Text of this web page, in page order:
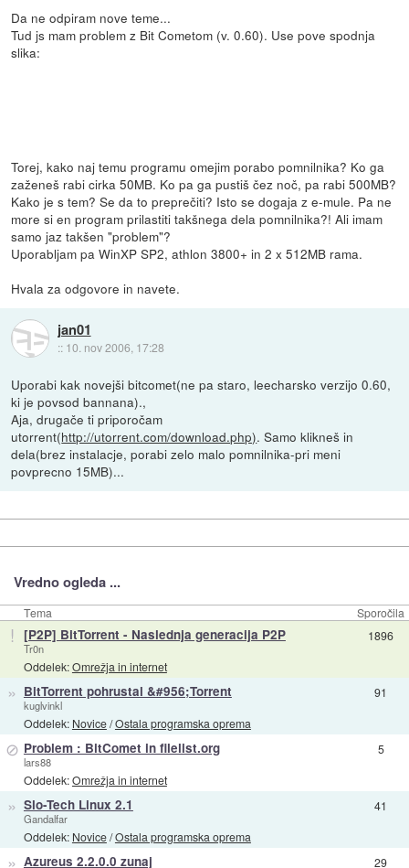
Da ne odpiram nove teme...
Tud js mam problem z Bit Cometom (v. 0.60). Use pove spodnja
slika:
Torej, kako naj temu programu omejim porabo pomnilnika? Ko ga
zaženeš rabi cirka 50MB. Ko pa ga pustiš čez noč, pa rabi 500MB?
Kako je s tem? Se da to preprečiti? Isto se dogaja z e-mule. Pa ne
more si en program prilastiti takšnega dela pomnilnika?! Ali imam
samo jaz takšen "problem"?
Uporabljam pa WinXP SP2, athlon 3800+ in 2 x 512MB rama.
Hvala za odgovore in navete.
jan01
:: 10. nov 2006, 17:28
Uporabi kak novejši bitcomet(ne pa staro, leecharsko verzijo 0.60,
ki je povsod bannana).,
Aja, drugače ti priporočam
utorrent(http://utorrent.com/download.php). Samo klikneš in
dela(brez instalacje, porabi zelo malo pomnilnika-pri meni
povprecno 15MB)...
Vredno ogleda ...
Tema Sporočila
! [P2P] BitTorrent - Naslednja generacija P2P
Tr0n
Oddelek:Omrežja in internet
1896
» BitTorrent pohrustal &#956;Torrent
kuglvinkl
Oddelek: Novice/Ostala programska oprema
91
⊘ Problem : BitComet in filelist.org
lars88
Oddelek:Omrežja in internet
5
» Slo-Tech Linux 2.1
Gandalfar
Oddelek: Novice/Ostala programska oprema
41
» Azureus 2.2.0.0 zunaj 29